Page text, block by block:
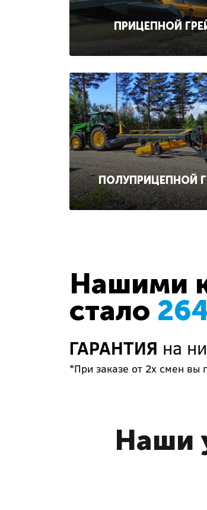
ПРИЦЕПНОЙ
ПОЛУПРИЦЕПНОЙ
Нашими
стало
ГАРАНТИЯ на
*При заказе от 2х смен вы
Наши